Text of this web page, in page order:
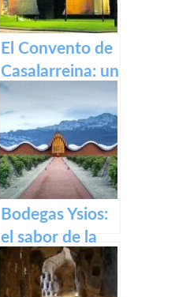
El Convento de
Casalarreina: un
tesoro de
devoción y arte
en honor a la
Virgen de la
Piedad
Bodegas Ysios:
el sabor de la
excelencia en
vinos